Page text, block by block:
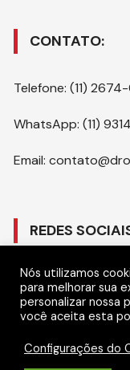
CONTATO:
Telefone: (11)
WhatsApp: (11)
Email:
REDES
Nós utilizamos
para melhorar sua
personalizar nossa
você aceita esta
Configurações do